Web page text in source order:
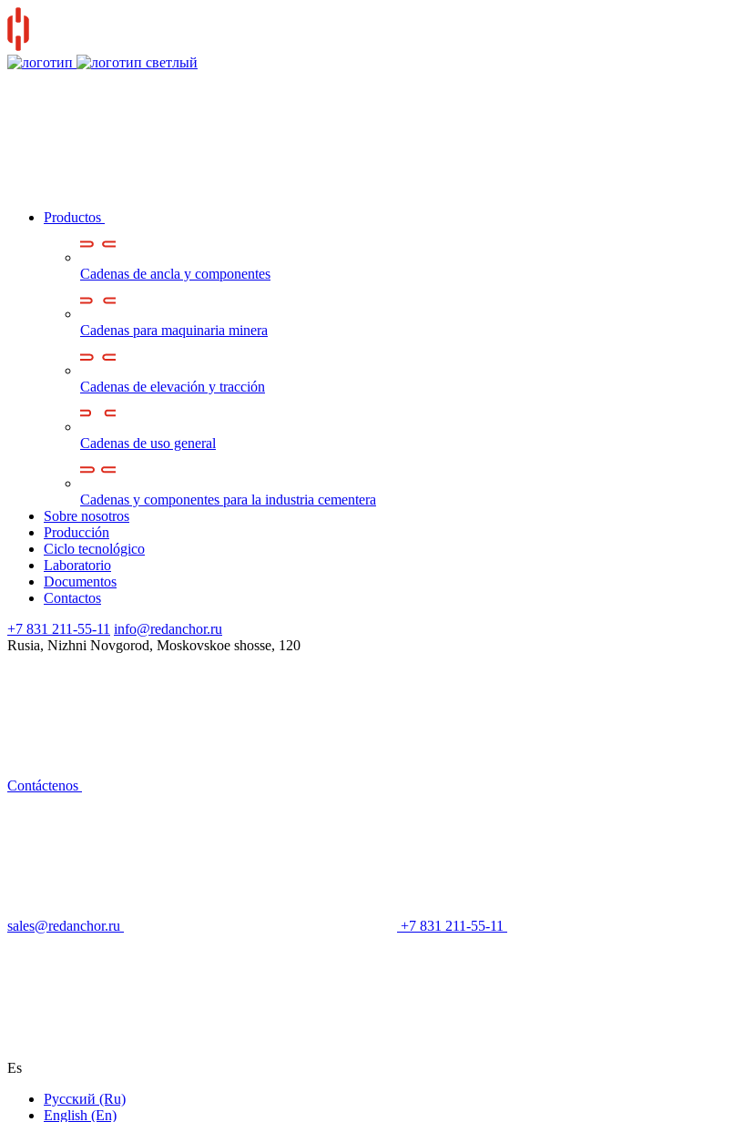
Productos
Cadenas de ancla y componentes
Cadenas para maquinaria minera
Cadenas de elevación y tracción
Cadenas de uso general
Cadenas y componentes para la industria cementera
Sobre nosotros
Producción
Ciclo tecnológico
Laboratorio
Documentos
Contactos
+7 831 211-55-11 info@redanchor.ru
Rusia, Nizhni Novgorod, Moskovskoe shosse, 120
Contáctenos
sales@redanchor.ru +7 831 211-55-11
Es
Русский (Ru)
English (En)